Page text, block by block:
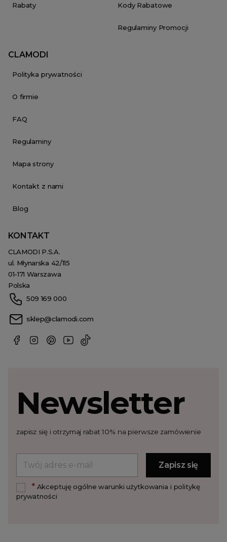
Rabaty Kody Rabatowe
Regulaminy Promocji
CLAMODI
Polityka prywatności
O firmie
FAQ
Regulaminy
Mapa strony
Kontakt z nami
Blog
KONTAKT
CLAMODI P.S.A.
ul. Młynarska 42/115
01-171 Warszawa
Polska
509 169 000
sklep@clamodi.com
Newsletter
zapisz się i otrzymaj rabat 10% na pierwsze zamówienie
*Akceptuję ogólne warunki użytkowania i politykę
prywatności